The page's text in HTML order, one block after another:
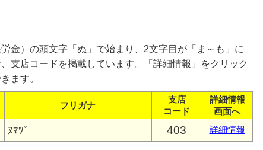
金）の頭文字「ぬ」で始まり、2文字目が「ま～も」に
支店コードを掲載しています。「詳細情報」をクリック
ます。
フリガナ
支店
コード
詳細情報
画面へ
ﾇﾏﾂﾞ 403 詳細情報